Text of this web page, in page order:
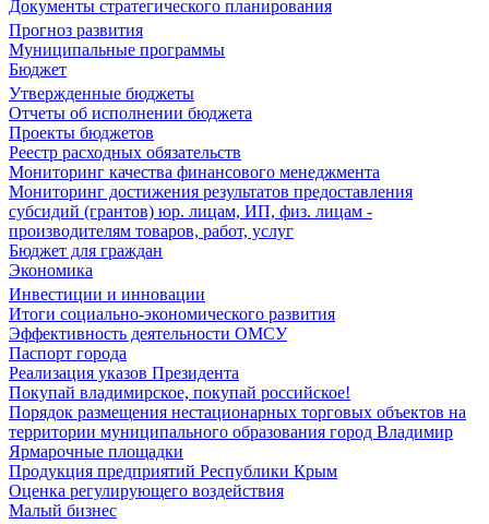
Документы стратегического планирования
Прогноз развития
Муниципальные программы
Бюджет
Утвержденные бюджеты
Отчеты об исполнении бюджета
Проекты бюджетов
Реестр расходных обязательств
Мониторинг качества финансового менеджмента
Мониторинг достижения результатов предоставления
субсидий (грантов) юр. лицам, ИП, физ. лицам -
производителям товаров, работ, услуг
Бюджет для граждан
Экономика
Инвестиции и инновации
Итоги социально-экономического развития
Эффективность деятельности ОМСУ
Паспорт города
Реализация указов Президента
Покупай владимирское, покупай российское!
Порядок размещения нестационарных торговых объектов на
территории муниципального образования город Владимир
Ярмарочные площадки
Продукция предприятий Республики Крым
Оценка регулирующего воздействия
Малый бизнес